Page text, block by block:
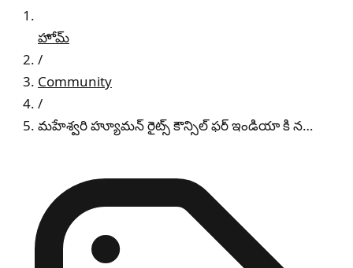
హోమ్
/
Community
/
మహేశ్వరి హ్యూమన్ రైట్స్ కౌన్సిల్ ఫర్ ఇండియా కి న…